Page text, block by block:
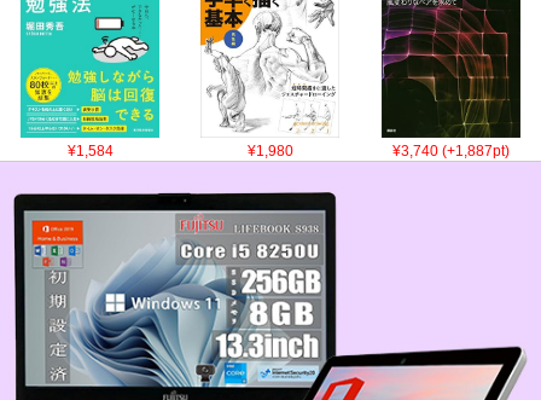
¥1,584 ¥1,980 ¥3,740 (+1,887pt)